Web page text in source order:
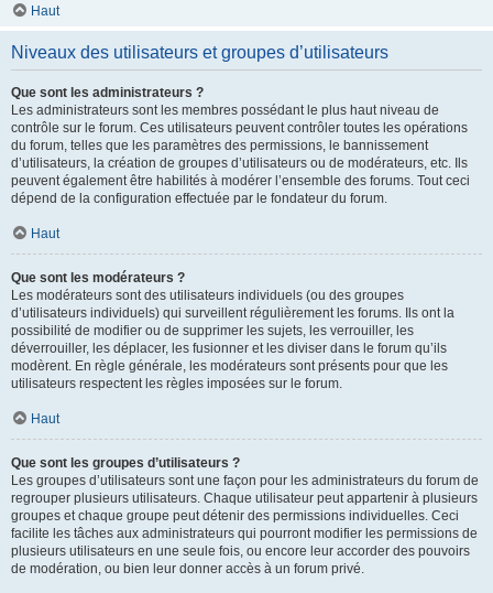
Haut
Niveaux des utilisateurs et groupes d’utilisateurs
Que sont les administrateurs ?
Les administrateurs sont les membres possédant le plus haut niveau de
contrôle sur le forum. Ces utilisateurs peuvent contrôler toutes les opérations
du forum, telles que les paramètres des permissions, le bannissement
d’utilisateurs, la création de groupes d’utilisateurs ou de modérateurs, etc. Ils
peuvent également être habilités à modérer l’ensemble des forums. Tout ceci
dépend de la configuration effectuée par le fondateur du forum.
Haut
Que sont les modérateurs ?
Les modérateurs sont des utilisateurs individuels (ou des groupes
d’utilisateurs individuels) qui surveillent régulièrement les forums. Ils ont la
possibilité de modifier ou de supprimer les sujets, les verrouiller, les
déverrouiller, les déplacer, les fusionner et les diviser dans le forum qu’ils
modèrent. En règle générale, les modérateurs sont présents pour que les
utilisateurs respectent les règles imposées sur le forum.
Haut
Que sont les groupes d’utilisateurs ?
Les groupes d’utilisateurs sont une façon pour les administrateurs du forum de
regrouper plusieurs utilisateurs. Chaque utilisateur peut appartenir à plusieurs
groupes et chaque groupe peut détenir des permissions individuelles. Ceci
facilite les tâches aux administrateurs qui pourront modifier les permissions de
plusieurs utilisateurs en une seule fois, ou encore leur accorder des pouvoirs
de modération, ou bien leur donner accès à un forum privé.